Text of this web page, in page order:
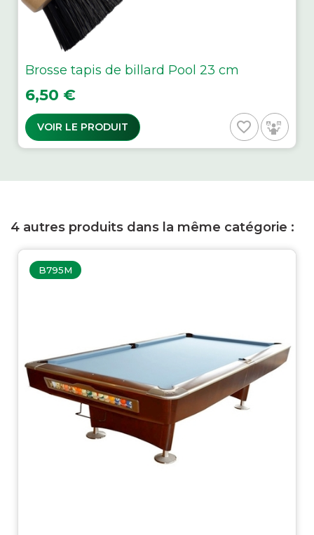
Brosse tapis de billard Pool 23 cm
Prix
6,50 €
VOIR LE PRODUIT favorite_border
4 autres produits dans la même catégorie :
B795M